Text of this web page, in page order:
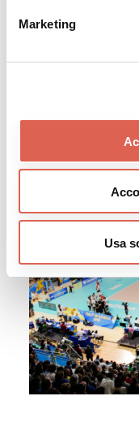
Marketing
Usa